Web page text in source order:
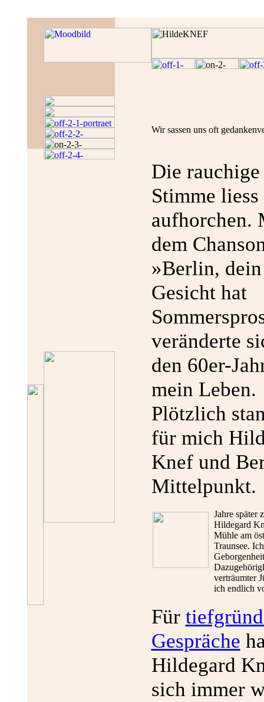
Wir sassen uns oft
Die rauchige
Stimme
aufhorchen.
dem
»Berlin, dein
Gesicht hat
veränderte
den 60er-
mein Leben.
Plötzlich
für mich
Knef und
Mittelpunkt.
Jahre später
Hildegard
Mühle am
Traunsee.
verträumter
ich endlich
Für
Gespräche
Hildegard
sich immer